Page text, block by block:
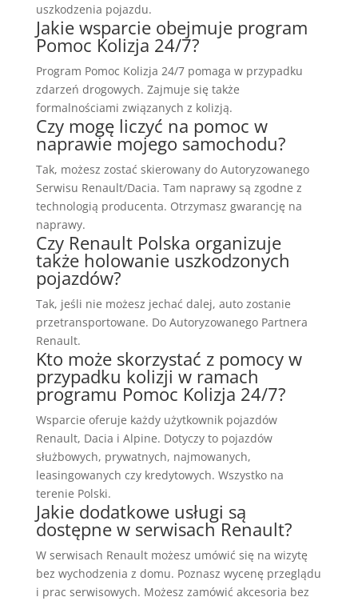
uszkodzenia pojazdu.
Jakie wsparcie obejmuje program
Pomoc Kolizja 24/7?
Program Pomoc Kolizja 24/7 pomaga w przypadku
zdarzeń drogowych. Zajmuje się także
formalnościami związanych z kolizją.
Czy mogę liczyć na pomoc w
naprawie mojego samochodu?
Tak, możesz zostać skierowany do Autoryzowanego
Serwisu Renault/Dacia. Tam naprawy są zgodne z
technologią producenta. Otrzymasz gwarancję na
naprawy.
Czy Renault Polska organizuje
także holowanie uszkodzonych
pojazdów?
Tak, jeśli nie możesz jechać dalej, auto zostanie
przetransportowane. Do Autoryzowanego Partnera
Renault.
Kto może skorzystać z pomocy w
przypadku kolizji w ramach
programu Pomoc Kolizja 24/7?
Wsparcie oferuje każdy użytkownik pojazdów
Renault, Dacia i Alpine. Dotyczy to pojazdów
służbowych, prywatnych, najmowanych,
leasingowanych czy kredytowych. Wszystko na
terenie Polski.
Jakie dodatkowe usługi są
dostępne w serwisach Renault?
W serwisach Renault możesz umówić się na wizytę
bez wychodzenia z domu. Poznasz wycenę przeglądu
i prac serwisowych. Możesz zamówić akcesoria bez